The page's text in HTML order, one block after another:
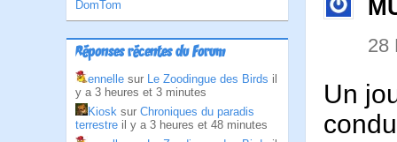
DomTom
Réponses récentes du Forum
ennelle sur Le Zoodingue des Birds il
y a 3 heures et 3 minutes
Kiosk sur Chroniques du paradis
terrestre il y a 3 heures et 48 minutes
28
Un